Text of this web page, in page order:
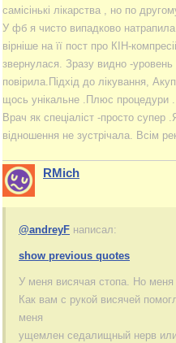
самісінькі лікарства , но по
У фб я чисто випадково
вірніше на її пост про КІН-
звернулася. Зразу видно -
повірила.Підхід до лікування,
щось унікальне .Плюс процедури
Врач як спеціаліст -просто супер
відношення не зустрічала. Всім
RMich
@andreyF написал:
show previous quotes
У меня висячая стопа. Но
Как вам с рукой висячей
меня
ущемлен седалищный нерв